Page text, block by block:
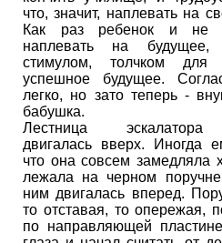
что, значит, наплевать на
Как раз ребенок и не
наплевать на
стимулом, толчком
успешное будущее.
легко, но зато теперь -
бабушка.
Лестница
двигалась вверх. Иногда
что она совсем замедляла
лежала на черном
ним двигалась вперед.
то отставая, то опережая,
по направляющей